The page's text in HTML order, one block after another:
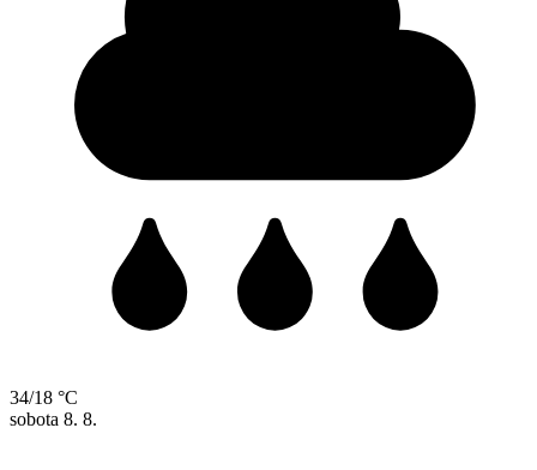
34/18 °C
sobota 8. 8.